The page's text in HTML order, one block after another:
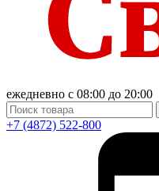
ежедневно с 08:00 до 20:00
+7 (4872) 522-800